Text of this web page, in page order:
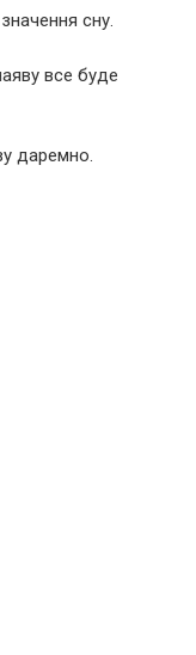
сну.
все буде
даремно.